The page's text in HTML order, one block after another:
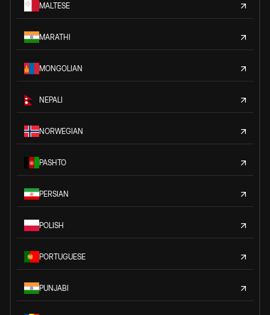
MALTESE
MARATHI
MONGOLIAN
NEPALI
NORWEGIAN
PASHTO
PERSIAN
POLISH
PORTUGUESE
PUNJABI